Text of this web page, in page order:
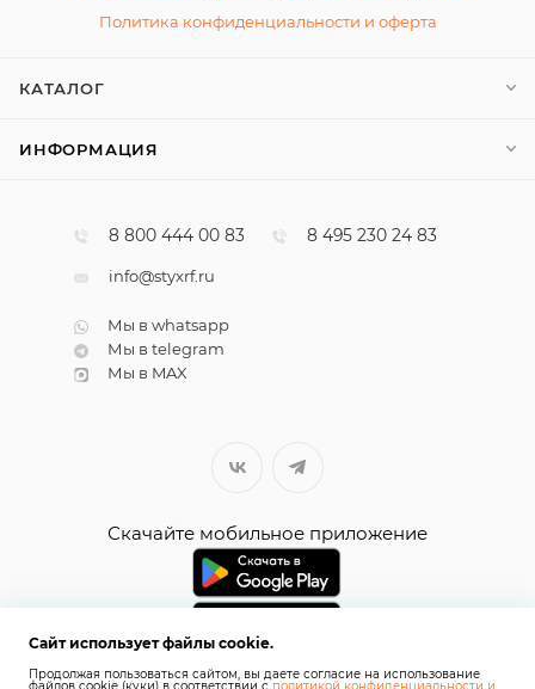
Политика конфиденциальности и оферта
КАТАЛОГ
ИНФОРМАЦИЯ
8 800 444 00 83 8 495 230 24 83
info@styxrf.ru
Мы в whatsapp
Мы в telegram
Мы в MAX
Скачайте мобильное приложение
Сайт использует файлы cookie.
Продолжая пользоваться сайтом, вы даете согласие на использование